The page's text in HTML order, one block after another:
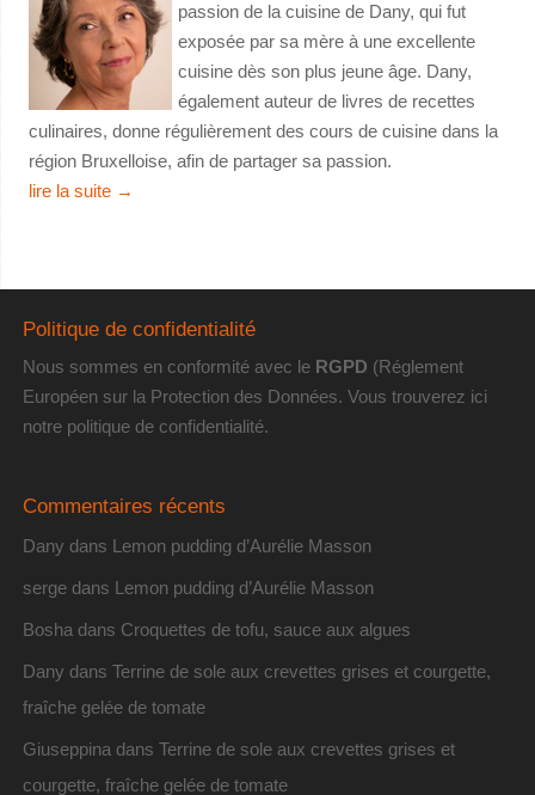
passion de la cuisine de Dany, qui fut
exposée par sa mère à une excellente
cuisine dès son plus jeune âge. Dany,
également auteur de livres de recettes
culinaires, donne régulièrement des cours de cuisine dans la
région Bruxelloise, afin de partager sa passion.
lire la suite →
Politique de confidentialité
Nous sommes en conformité avec le RGPD (Réglement
Européen sur la Protection des Données. Vous trouverez ici
notre politique de confidentialité.
Commentaires récents
Dany dans Lemon pudding d’Aurélie Masson
sergedans Lemon pudding d’Aurélie Masson
Bosha dans Croquettes de tofu, sauce aux algues
Dany dans Terrine de sole aux crevettes grises et courgette,
fraîche gelée de tomate
Giuseppina dans Terrine de sole aux crevettes grises et
courgette, fraîche gelée de tomate